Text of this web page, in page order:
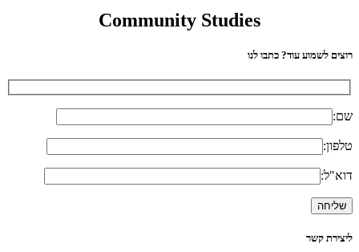
Community Studies
רוצים לשמוע עוד? כתבו לנו
שם:
טלפון:
דוא"ל:
ליצירת קשר